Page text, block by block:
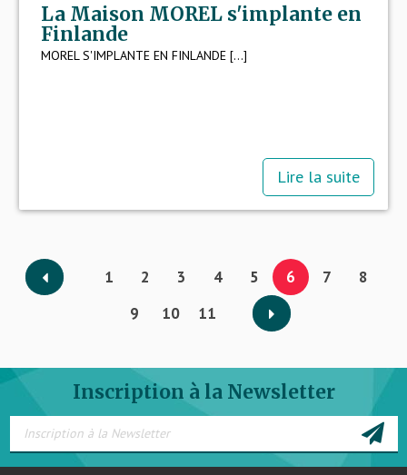
La Maison MOREL s'implante en
Finlande
MOREL S'IMPLANTE EN FINLANDE [...]
Lire la suite
1 2 3 4 5 6 7
8
9
10 11
Inscription à la Newsletter